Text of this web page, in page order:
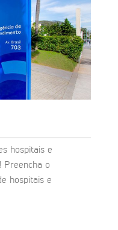
hospitais e
Preencha o
hospitais e